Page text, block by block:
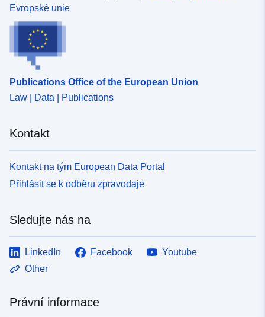
Evropské unie
Publications Office of the European Union
Law | Data | Publications
Kontakt
Kontakt na tým European Data Portal
Přihlásit se k odběru zpravodaje
Sledujte nás na
LinkedIn Facebook
Youtube
Other
Právní informace